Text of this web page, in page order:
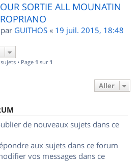
SORTIE ALL MOUNATIN
GUITHOS « 19 juil. 2015, 18:48
• Page 1 sur 1
Aller
de nouveaux sujets dans ce
aux sujets dans ce forum
vos messages dans ce